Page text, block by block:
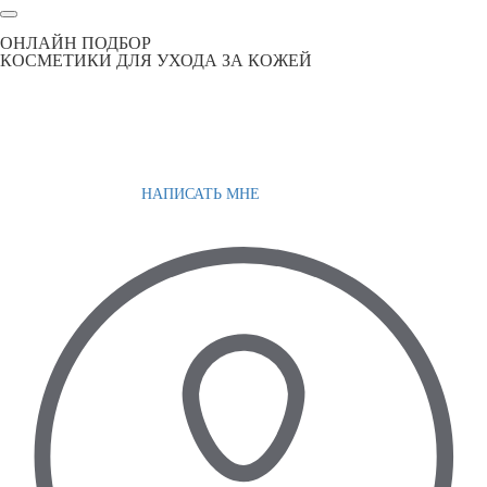
ОНЛАЙН ПОДБОР
КОСМЕТИКИ ДЛЯ УХОДА ЗА КОЖЕЙ
НАПИСАТЬ МНЕ